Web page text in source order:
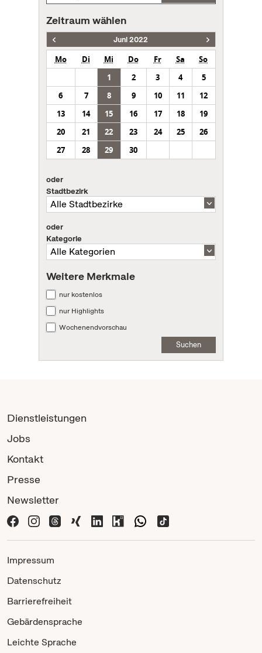
Zeitraum wählen
Juni 2022
Mo Di Mi Do Fr Sa
So
1
2 3 4
5
6
7 8 9 10 11
12
13
14 15 16 17 18
19
20
21 22 23 24 25
26
27
28 29 30
oder
Stadtbezirk
oder
Kategorie
Weitere Merkmale
nur kostenlos
nur Highlights
Wochenendvorschau
Suchen
Dienstleistungen
Jobs
Kontakt
Presse
Newsletter
Impressum
Datenschutz
Barrierefreiheit
Gebärdensprache
Leichte Sprache